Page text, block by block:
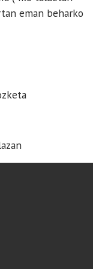
eman beharko